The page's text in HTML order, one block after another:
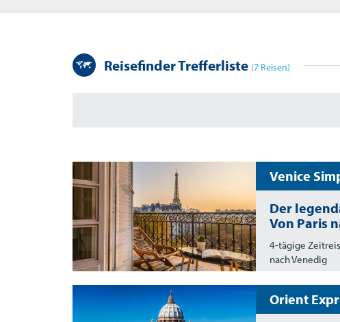
Reisefinder Trefferliste (7 Reisen)
Venice
Der
Von Paris
4-tägige
nach Venedig
Orient